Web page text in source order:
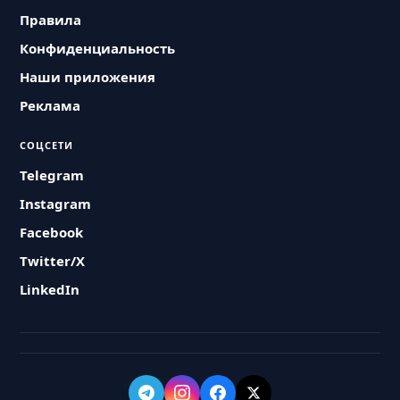
Правила
Конфиденциальность
Наши приложения
Реклама
СОЦСЕТИ
Telegram
Instagram
Facebook
Twitter/X
LinkedIn